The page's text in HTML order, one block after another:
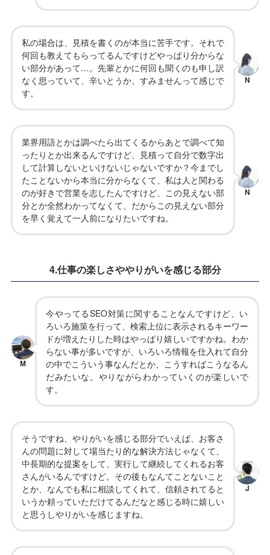
私の場合は、見積を書くのが本当に苦手です。それで
何回も教えてもらってるんですけどやっぱり分からな
い部分があって…。先輩とかに何回も聞くのも申し訳
なく思っていて、辛いとうか、すみませんって感じで
す。
N
業界用語とかは調べたら出てくるからあとで調べて知
ったりとか出来るんですけど、見積って自分で数字出
して計算しないといけないじゃないですか？今までし
たことないから本当に分からなくて、私は人と関わる
のが好きで営業を志したんですけど、この見えない部
分とか全然わかってなくて、だからこの見えない部分
を早く覚えて一人前になりたいですね。
N
4.仕事の楽しさややりがいを感じる部分
M
今やってるSEO対策に関することなんですけど、い
ろいろ施策を行って、検索上位に表示されるキーワー
ドが増えたりした時はやっぱり嬉しいですかね。わか
らない事が多いですが、いろいろ情報を仕入れて自分
の中でこういう事なんだとか、こうすればこうなるん
だみたいな。やりながらわかっていくのが楽しいで
す。
そうですね、やりがいを感じる部分でいえば、お客さ
んの問題に対して場当たり的な解決方法じゃなくて、
中長期的な提案をして、実行して継続してくれるお客
さんがいるんですけど。その後もなんてことないこと
とか、なんでも私に相談してくれて、信頼されてると
いうか頼っていただけてるんだなと感じる時に嬉しい
と思うしやりがいを感じますね。
J